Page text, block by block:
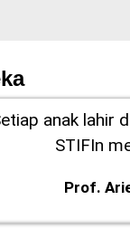
anak lahir
STIFIn
Prof.